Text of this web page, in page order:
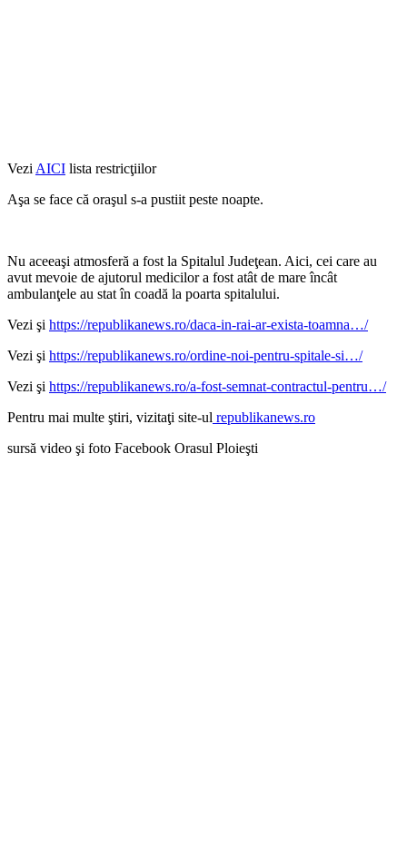
Vezi AICI lista restricţiilor
Aşa se face că oraşul s-a pustiit peste noapte.
Nu aceeaşi atmosferă a fost la Spitalul Judeţean. Aici, cei care au
avut mevoie de ajutorul medicilor a fost atât de mare încât
ambulanţele au stat în coadă la poarta spitalului.
Vezi şi https://republikanews.ro/daca-in-rai-ar-exista-toamna…/
Vezi şi https://republikanews.ro/ordine-noi-pentru-spitale-si…/
Vezi şi https://republikanews.ro/a-fost-semnat-contractul-pentru…/
Pentru mai multe ştiri, vizitaţi site-ul republikanews.ro
sursă video şi foto Facebook Orasul Ploieşti